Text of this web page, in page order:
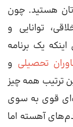
هستید. چون
توانایی و
اینکه یک برنامه
تحصیلی و
ترتیب همه چیز
قوی به سوی
آهسته اما